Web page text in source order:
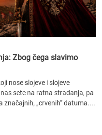
Zbog čega slavimo
nose slojeve i slojeve
sete na ratna stradanja, pa
„crvenih“ datuma....